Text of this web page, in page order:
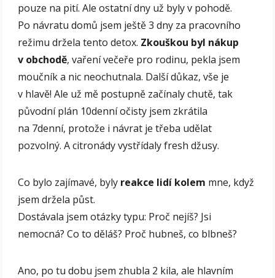
pouze na pití. Ale ostatní dny už byly v pohodě.
Po návratu domů jsem ještě 3 dny za pracovního
režimu držela tento detox. Zkouškou byl nákup
v obchodě, vaření večeře pro rodinu, pekla jsem
moučník a nic neochutnala. Další důkaz, vše je
v hlavě! Ale už mě postupně začínaly chutě, tak
původní plán 10denní očisty jsem zkrátila
na 7denní, protože i návrat je třeba udělat
pozvolný. A citronády vystřídaly fresh džusy.
Co bylo zajímavé, byly reakce lidí kolem mne, když
jsem držela půst.
Dostávala jsem otázky typu: Proč nejíš? Jsi
nemocná? Co to děláš? Proč hubneš, co blbneš?
Ano, po tu dobu jsem zhubla 2 kila, ale hlavním